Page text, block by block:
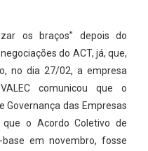
os braços” depois do
do ACT, já, que,
no dia 27/02, a empresa
comunicou que o
Governança das Empresas
que o Acordo Coletivo de
em novembro, fosse